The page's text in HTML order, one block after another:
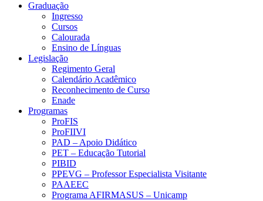
Graduação
Ingresso
Cursos
Calourada
Ensino de Línguas
Legislação
Regimento Geral
Calendário Acadêmico
Reconhecimento de Curso
Enade
Programas
ProFIS
ProFIIVI
PAD – Apoio Didático
PET – Educação Tutorial
PIBID
PPEVG – Professor Especialista Visitante
PAAEEC
Programa AFIRMASUS – Unicamp